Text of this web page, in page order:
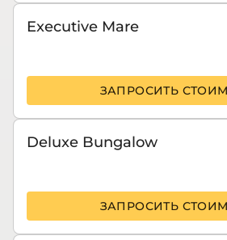
Executive Mare
ЗАПРОСИТЬ
Deluxe Bungalow
ЗАПРОСИТЬ